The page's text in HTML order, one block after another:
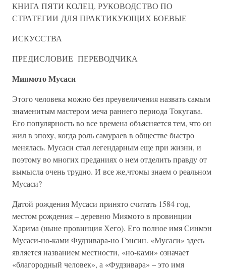
КНИГА ПЯТИ КОЛЕЦ. РУКОВОДСТВО ПО
СТРАТЕГИИ ДЛЯ ПРАКТИКУЮЩИХ БОЕВЫЕ
ИСКУССТВА
ПРЕДИСЛОВИЕ ПЕРЕВОДЧИКА
Миямото Мусаси
Этого человека можно без преувеличения назвать самым
знаменитым мастером меча раннего периода Токугава.
Его популярность во все времена объясняется тем, что он
жил в эпоху, когда роль самураев в обществе быстро
менялась. Мусаси стал легендарным еще при жизни, и
поэтому во многих преданиях о нем отделить правду от
вымысла очень трудно. И все же,чтомы знаем о реальном
Мусаси?
Датой рождения Мусаси принято считать 1584 год,
местом рождения – деревню Миямото в провинции
Харима (ныне провинция Хего). Его полное имя Синмэн
Мусаси-но-ками Фудзивара-но Гэнсин. «Мусаси» здесь
является названием местности, «но-ками» означает
«благородный человек», а «Фудзивара» – это имя